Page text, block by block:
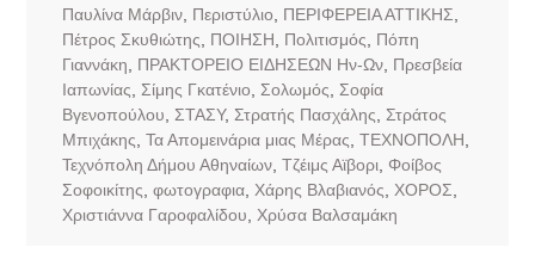
Παυλίνα Μάρβιν, Περιστύλιο ΠΕΡΙΦΕΡΕΙΑ ΑΤΤΙΚΗΣ
Πέτρος Σκυθιώτης
ΠΟΙΗΣΗ Πολιτισμός
Πόπη
Γιαννάκη
ΠΡΑΚΤΟΡΕΙΟ ΕΙΔΗΣΕΩΝ Ην-Ων, Πρεσβεία
Ιαπωνίας
Σίμης Γκατένιο Σολωμός
Σοφία
Βγενοπούλου
ΣΤΑΣΥ, Στρατής Πασχάλης
Στράτος
Μπιχάκης Τα Απομεινάρια μιας Μέρας ΤΕΧΝΟΠΟΛΗ
Τεχνόπολη Δήμου Αθηναίων, Τζέιμς Αϊβορι, Φοίβος
Σοφοικίτης φωτογραφια, Χάρης Βλαβιανός ΧΟΡΟΣ
Χριστιάννα Γαροφαλίδου
Χρύσα Βαλσαμάκη